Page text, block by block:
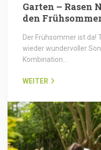
Garten – Rasen
den
Der Frühsommer ist da!
wieder wundervoller
Kombination…
WEITER